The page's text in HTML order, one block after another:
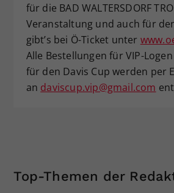
für die BAD WALTERSDORF
Veranstaltung und auch für
gibt’s bei Ö-Ticket unter
Alle Bestellungen für VIP-
für den Davis Cup werden per
an daviscup.vip@gmail.com
Top-Themen der